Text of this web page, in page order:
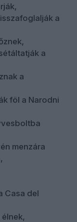
a
a
a
föl a Narodni
menzára
Casa del